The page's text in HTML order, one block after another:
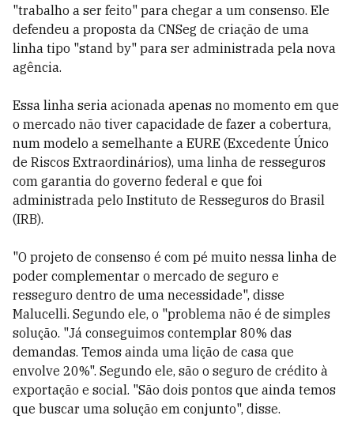
"trabalho a ser feito" para chegar a um consenso. Ele
defendeu a proposta da CNSeg de criação de uma
linha tipo "stand by" para ser administrada pela nova
agência.
Essa linha seria acionada apenas no momento em que
o mercado não tiver capacidade de fazer a cobertura,
num modelo a semelhante a EURE (Excedente Único
de Riscos Extraordinários), uma linha de resseguros
com garantia do governo federal e que foi
administrada pelo Instituto de Resseguros do Brasil
(IRB).
"O projeto de consenso é com pé muito nessa linha de
poder complementar o mercado de seguro e
resseguro dentro de uma necessidade", disse
Malucelli. Segundo ele, o "problema não é de simples
solução. "Já conseguimos contemplar 80% das
demandas. Temos ainda uma lição de casa que
envolve 20%". Segundo ele, são o seguro de crédito à
exportação e social. "São dois pontos que ainda temos
que buscar uma solução em conjunto", disse.